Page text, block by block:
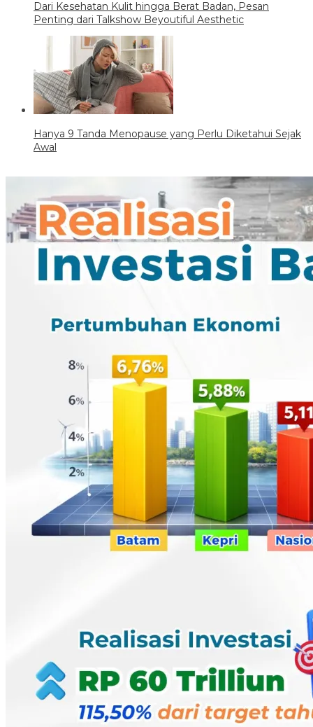
Dari Kesehatan Kulit hingga Berat Badan, Pesan
Penting dari Talkshow Beyoutiful Aesthetic
Hanya 9 Tanda Menopause yang Perlu Diketahui Sejak
Awal